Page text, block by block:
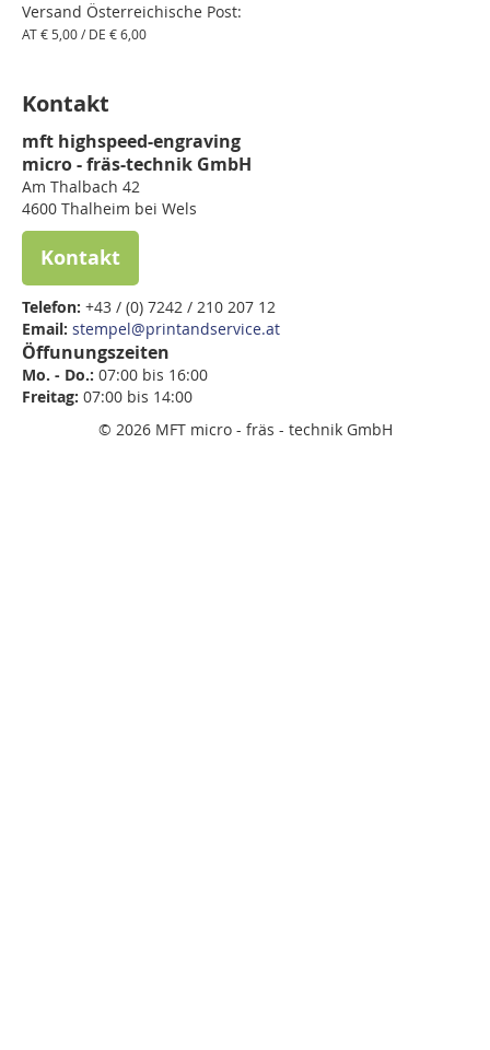
Versand Österreichische Post:
AT € 5,00 / DE € 6,00
Kontakt
mft highspeed-engraving
micro - fräs-technik GmbH
Am Thalbach 42
4600 Thalheim bei Wels
Kontakt
Telefon: +43 / (0) 7242 / 210 207 12
Email: stempel@printandservice.at
Öffunungszeiten
Mo. - Do.: 07:00 bis 16:00
Freitag: 07:00 bis 14:00
© 2026 MFT micro - fräs - technik GmbH